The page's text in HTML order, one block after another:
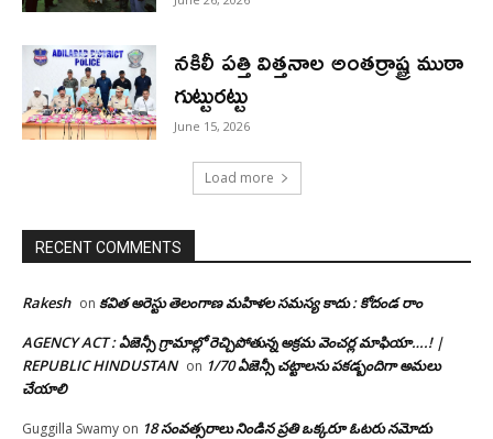
నకిలీ పత్తి విత్తనాల అంతర్రాష్ట్ర ముఠా
గుట్టురట్టు
June 15, 2026
Load more
RECENT COMMENTS
Rakesh on కవిత అరెస్టు తెలంగాణ మహిళల సమస్య కాదు : కోదండ రాం
AGENCY ACT : ఏజెన్సీ గ్రామాల్లో రెచ్చిపోతున్న అక్రమ వెంచర్ల మాఫియా….! |
REPUBLIC HINDUSTAN on 1/70 ఏజెన్సీ చట్టాలను పకడ్బందిగా అమలు
చేయాలి
Guggilla Swamy on 18 సంవత్సరాలు నిండిన ప్రతి ఒక్కరూ ఓటరు నమోదు